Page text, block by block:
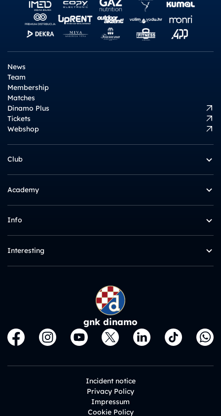
News
Team
Membership
Matches
Dinamo Plus
Tickets
Webshop
Club
Academy
Info
Interesting
gnk dinamo
Incident notice
Privacy Policy
Impressum
Cookie Policy